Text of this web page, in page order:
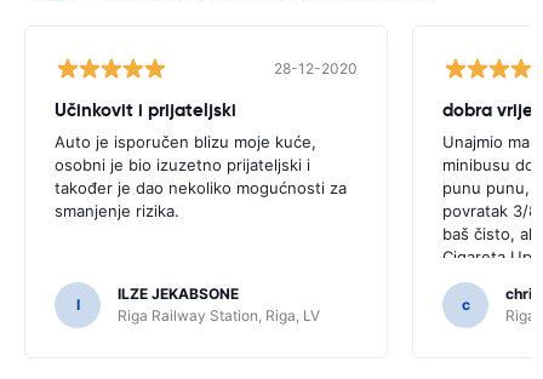
28-12-2020
Učinkovit i prijateljski
Auto je isporučen blizu moje kuće,
osobni je bio izuzetno prijateljski i
također je dao nekoliko mogućnosti za
smanjenje rizika.
I
ILZE JEKABSONE
Riga Railway Station, Riga, LV
dobra
Unajmio
minibusu do
punu punu,
povratak 3/8
baš čisto, ali
Cigareta
sat nav
što krenete.
pritužbi, ali
c
Riga